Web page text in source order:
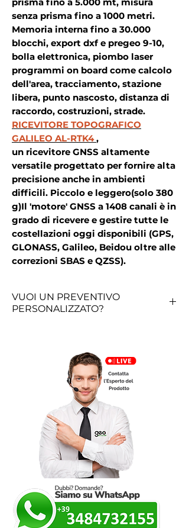
senza prisma fino a 1000 metri.
Memoria interna fino a 30.000
blocchi, export dxf e pregeo 9-10,
bolla elettronica, piombo laser
programmi on board come calcolo
dell'area, tracciamento, stazione
libera, punto nascosto, distanza di
raccordo, costruzioni, strade.
RICEVITORE TOPOGRAFICO
GALILEO AL-RTK4 ,
un ricevitore GNSS altamente
versatile progettato per fornire alta
precisione anche in ambienti
difficili. Piccolo e leggero(solo 380
g)Il 'motore' GNSS a 1408 canali è in
grado di ricevere e gestire tutte le
costellazioni oggi disponibili (GPS,
GLONASS, Galileo, Beidou oltre alle
correzioni SBAS e QZSS).
VUOI UN PREVENTIVO
PERSONALIZZATO?